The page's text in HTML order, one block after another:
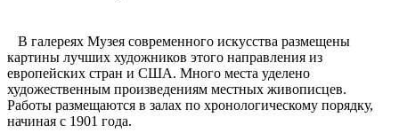
В галереях Музея современного искусства размещены
картины лучших художников этого направления из
европейских стран и США. Много места уделено
художественным произведениям местных живописцев.
Работы размещаются в залах по хронологическому порядку,
начиная с 1901 года.